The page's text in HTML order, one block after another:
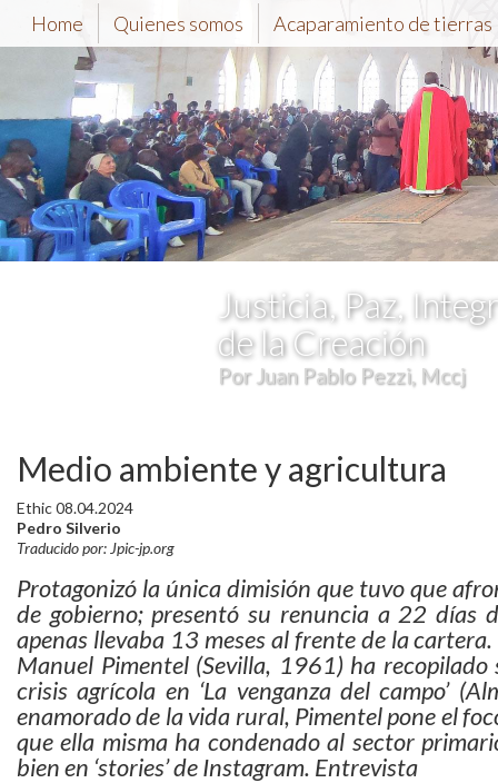
Home Quienes somos Acaparamiento de tierras
Justicia, Paz,
de la Creación
Por Juan Pablo Pezzi, Mccj
Medio ambiente y agricultura
Ethic 08.04.2024
Pedro Silverio
Traducido por: Jpic-jp.org
Protagonizó la única dimisión que tuvo que
de gobierno; presentó su renuncia a 22 días
apenas llevaba 13 meses al frente de la
Manuel Pimentel (Sevilla, 1961) ha
crisis agrícola en ‘La venganza del campo’
enamorado de la vida rural, Pimentel pone el
que ella misma ha condenado al sector
bien en ‘stories’ de Instagram. Entrevista